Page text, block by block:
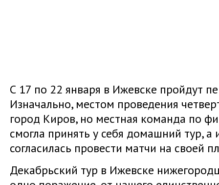
С 17 по 22 января в Ижевске пройдут
Изначально, местом проведения
город Киров, но местная команда по
смогла принять у себя домашний тур,
согласилась провести матчи на своей
Декабрьский тур в Ижевске